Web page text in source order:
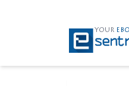
YOUR